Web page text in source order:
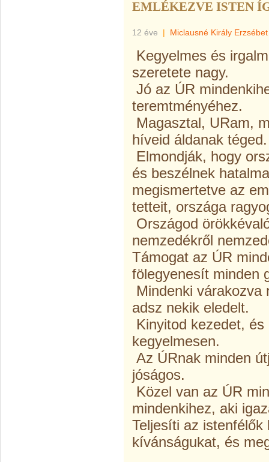
EMLÉKEZVE ISTEN
12 éve | Miclausné Király Erzsébet
Kegyelmes és
szeretete nagy.
Jó az ÚR
teremtményéhez.
Magasztal, URam,
híveid áldanak
Elmondják, hogy
és beszélnek
megismertetve az
tetteit, országa
Országod
nemzedékről
Támogat az ÚR
fölegyenesít minden
Mindenki várakozva
adsz nekik eledelt.
Kinyitod kezedet,
kegyelmesen.
Az ÚRnak minden
jóságos.
Közel van az ÚR
mindenkihez, aki
Teljesíti az
kívánságukat, és